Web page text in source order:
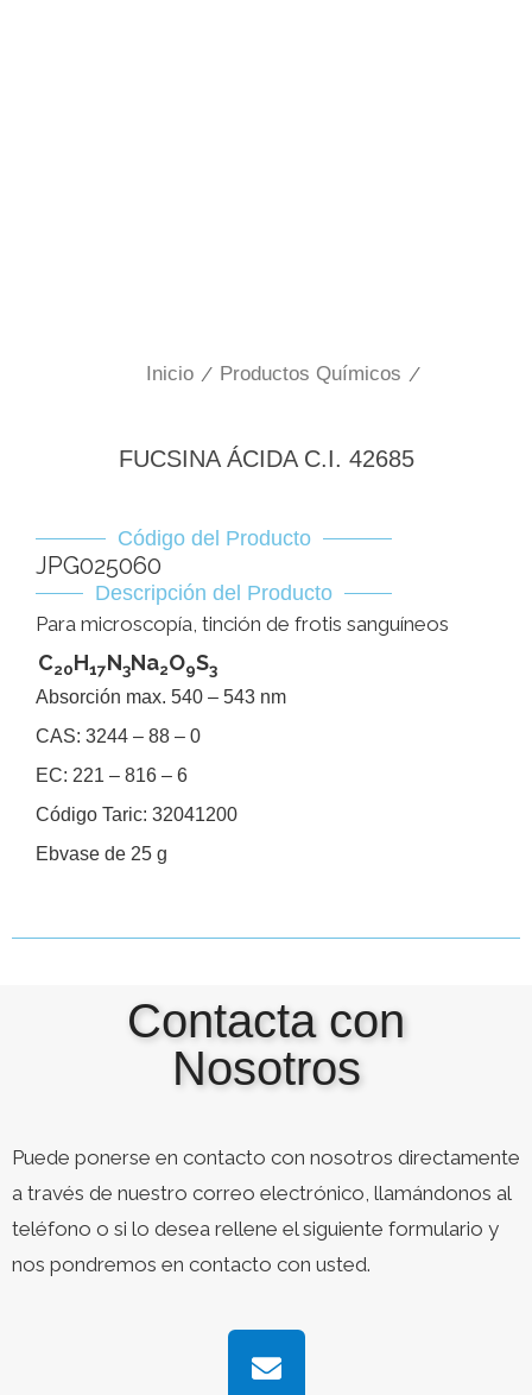
Inicio / Productos Químicos /
FUCSINA ÁCIDA C.I. 42685
Código del Producto
JPG025060
Descripción del Producto
Para microscopía, tinción de frotis sanguíneos
C20H17N3Na2O9S3
Absorción max. 540 – 543 nm
CAS: 3244 – 88 – 0
EC: 221 – 816 – 6
Código Taric: 32041200
Ebvase de 25 g
Contacta con
Nosotros
Puede ponerse en contacto con nosotros directamente
a través de nuestro correo electrónico, llamándonos al
teléfono o si lo desea rellene el siguiente formulario y
nos pondremos en contacto con usted.